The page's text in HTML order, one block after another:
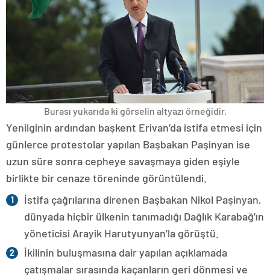
Burası yukarıda ki görselin altyazı örneğidir.
Yenilginin ardından başkent Erivan’da istifa etmesi için
günlerce protestolar yapılan Başbakan Paşinyan ise
uzun süre sonra cepheye savaşmaya giden eşiyle
birlikte bir cenaze töreninde görüntülendi.
İstifa çağrılarına direnen Başbakan Nikol Paşinyan,
dünyada hiçbir ülkenin tanımadığı Dağlık Karabağ’ın
yöneticisi Arayik Harutyunyan’la görüştü.
İkilinin buluşmasına dair yapılan açıklamada
çatışmalar sırasında kaçanların geri dönmesi ve